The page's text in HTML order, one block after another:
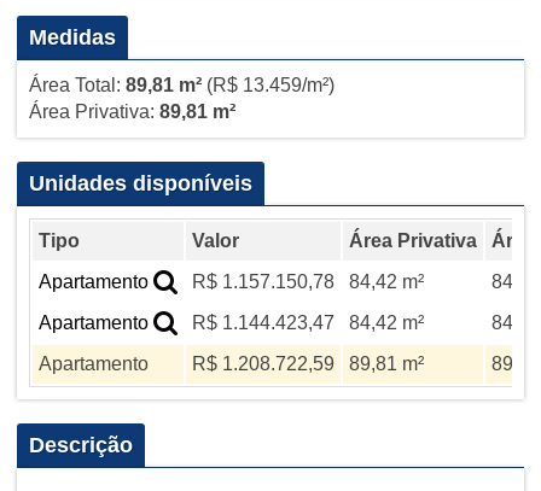
Medidas
Área Total: 89,81 m²(R$ 13.459/m²)
Área Privativa: 89,81 m²
Unidades disponíveis
Tipo Valor Área Privativa
Área
Apartamento
R$ 1.157.150,78 84,42 m²
84,42
Apartamento
R$ 1.144.423,47 84,42 m²
84,42
Apartamento
R$ 1.208.722,59 89,81 m² 89,81
Descrição